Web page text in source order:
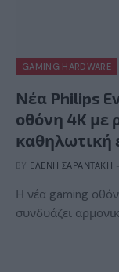
GAMING HARDWARE
Νέα Philips
οθόνη 4K με
καθηλωτική
BY ΕΛΈΝΗ ΣΑΡΑΝΤΆΚΗ
Η νέα gaming
συνδυάζει